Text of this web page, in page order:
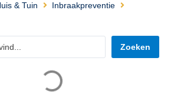
& Tuin
Inbraakpreventie
Zoeken